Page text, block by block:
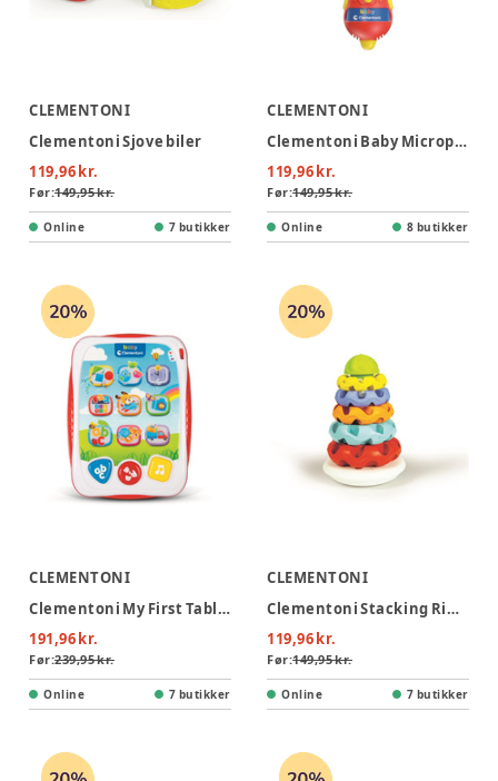
CLEMENTONI
Clementoni Sjove biler
119,96 kr.
Før:149,95 kr.
Online 7 butikker
CLEMENTONI
Clementoni Baby Microphone
119,96 kr.
Før:149,95 kr.
Online 8 butikker
CLEMENTONI
Clementoni My First Tablet
191,96 kr.
Før:239,95 kr.
Online 7 butikker
CLEMENTONI
Clementoni Stacking Rings
119,96 kr.
Før:149,95 kr.
Online 7 butikker